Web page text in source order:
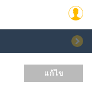
แก้ไข